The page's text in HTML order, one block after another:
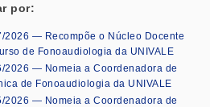
por:
2026 — Recompõe o Núcleo Docente
de Fonoaudiologia da UNIVALE
2026 — Nomeia a Coordenadora de
de Fonoaudiologia da UNIVALE
2026 — Nomeia a Coordenadora de